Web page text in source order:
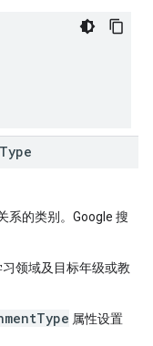
Type
系的类别。Google 搜
领域及目标年级或教
属性设置